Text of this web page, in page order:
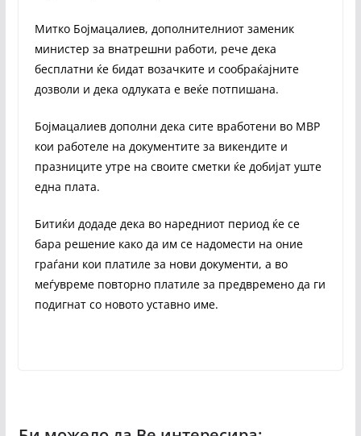
Митко Бојмацалиев, дополнителниот заменик
министер за внатрешни работи, рече дека
бесплатни ќе бидат возачките и сообраќајните
дозволи и дека одлуката е веќе потпишана.
Бојмацалиев дополни дека сите вработени во МВР
кои работеле на документите за викендите и
празниците утре на своите сметки ќе добијат уште
една плата.
Битиќи додаде дека во наредниот период ќе се
бара решение како да им се надомести на оние
граѓани кои платиле за нови документи, а во
меѓувреме повторно платиле за предвремено да ги
подигнат со новото уставно име.